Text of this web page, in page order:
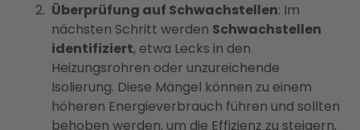
Überprüfung auf Schwachstellen: Im
nächsten Schritt werden Schwachstellen
identifiziert, etwa Lecks in den
Heizungsrohren oder unzureichende
Isolierung. Diese Mängel können zu einem
höheren Energieverbrauch führen und sollten
behoben werden, um die Effizienz zu steigern.